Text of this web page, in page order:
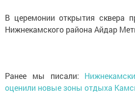
В церемонии открытия сквера
Нижнекамского района Айдар
Ранее мы писали:
оценили новые зоны отдыха